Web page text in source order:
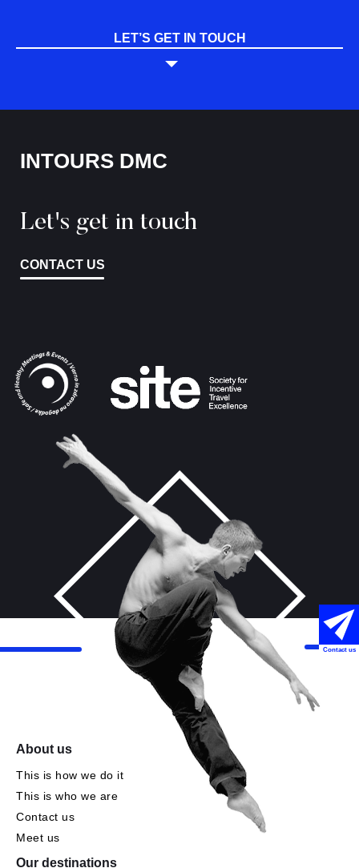
LET’S GET IN TOUCH
INTOURS DMC
Let's get in touch
CONTACT US
About us
This is how we do it
This is who we are
Contact us
Meet us
Our destinations
Contact us